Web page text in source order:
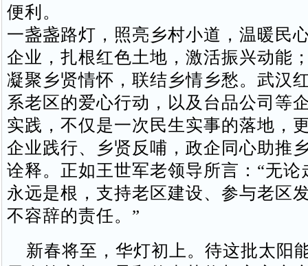
便利。
一盏盏路灯，照亮乡村小道，温暖民
企业，扎根红色土地，激活振兴动能
凝聚乡贤情怀，联结乡情乡愁。武汉
系老区的爱心行动，以及台品公司等
实践，不仅是一次民生实事的落地，
企业践行、乡贤反哺，政企同心助推
诠释。正如王世军老领导所言：“无论
永远是根，支持老区建设、参与老区
不容辞的责任。”
新春将至，华灯初上。待这批太阳